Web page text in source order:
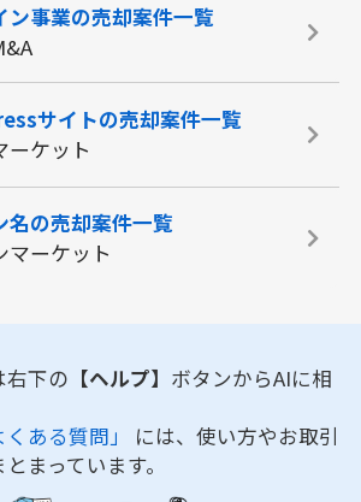
ン事業の売却案件一覧
サイトの売却案件一覧
ーケット
名の売却案件一覧
マーケット
右下の 【ヘルプ】 ボタンからAIに相
ある質問」 には、使い方やお取引
まっています。